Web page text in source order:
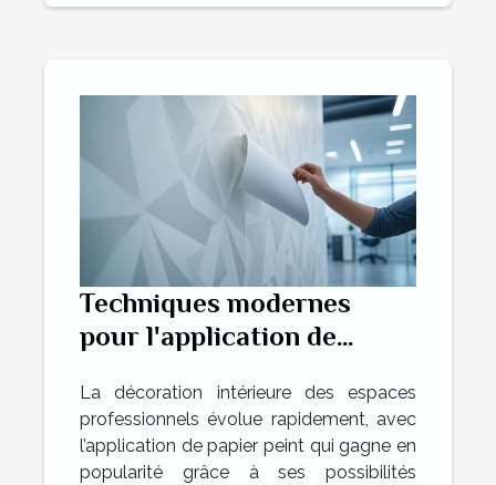
Techniques modernes
pour l'application de
espaces professionnels
La décoration intérieure des espaces
professionnels évolue rapidement, avec
l’application de papier peint qui gagne en
popularité grâce à ses possibilités